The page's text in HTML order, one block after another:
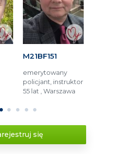
M21BF151
emerytowany
policjant, instruktor
55 lat , Warszawa
1 2 3 4 5
się